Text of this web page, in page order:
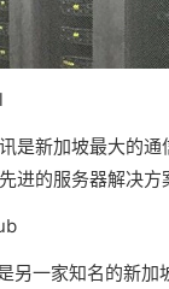
是新加坡最大的
进的服务器解决方
另一家知名的新加